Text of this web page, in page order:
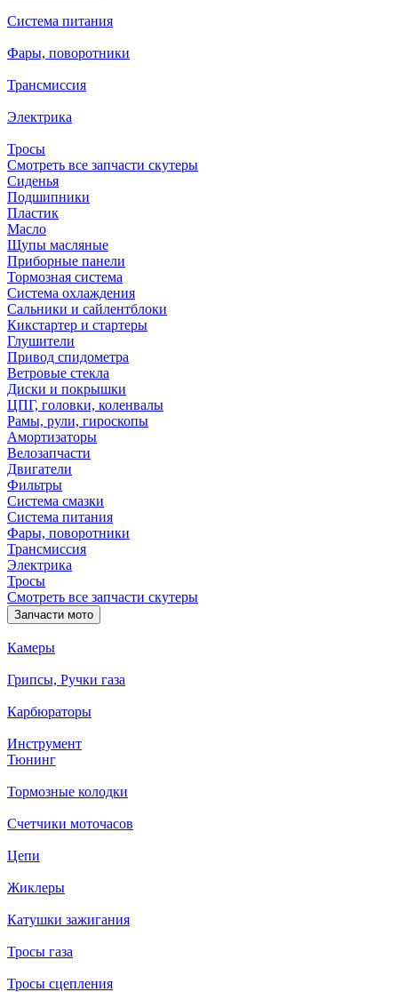
Система питания
Фары, поворотники
Трансмиссия
Электрика
Тросы
Смотреть все запчасти скутеры
Сиденья
Подшипники
Пластик
Масло
Щупы масляные
Приборные панели
Тормозная система
Система охлаждения
Сальники и сайлентблоки
Кикстартер и стартеры
Глушители
Привод спидометра
Ветровые стекла
Диски и покрышки
ЦПГ, головки, коленвалы
Рамы, рули, гироскопы
Амортизаторы
Велозапчасти
Двигатели
Фильтры
Система смазки
Система питания
Фары, поворотники
Трансмиссия
Электрика
Тросы
Смотреть все запчасти скутеры
Запчасти мото
Камеры
Грипсы, Ручки газа
Карбюраторы
Инструмент
Тюнинг
Тормозные колодки
Счетчики моточасов
Цепи
Жиклеры
Катушки зажигания
Тросы газа
Тросы сцепления